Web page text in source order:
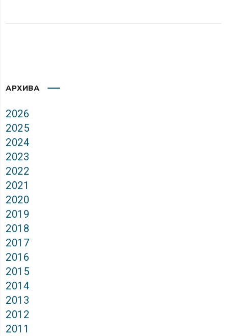
АРХИВА
2026
2025
2024
2023
2022
2021
2020
2019
2018
2017
2016
2015
2014
2013
2012
2011